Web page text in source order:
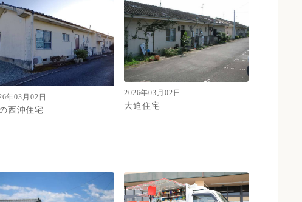
年03月02日
西沖住宅
2026年03月02日
大迫住宅